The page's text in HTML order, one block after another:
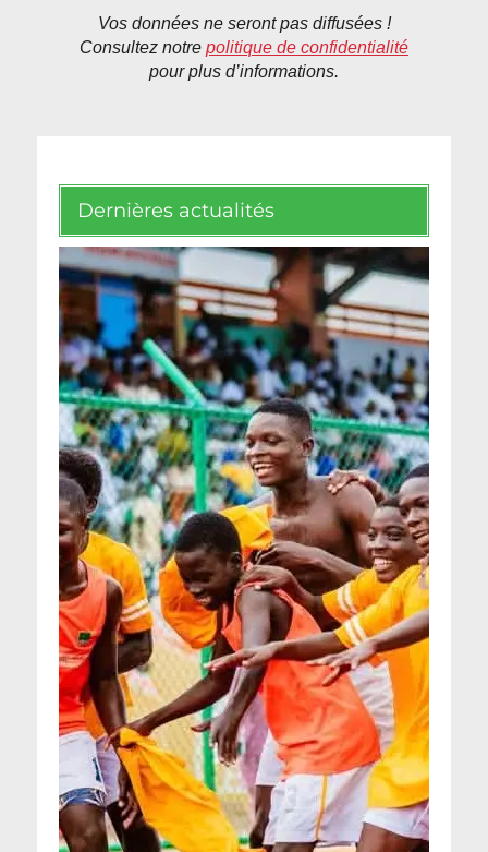
Vos données ne seront pas diffusées !
Consultez notre politique de confidentialité
pour plus d’informations.
Dernières actualités